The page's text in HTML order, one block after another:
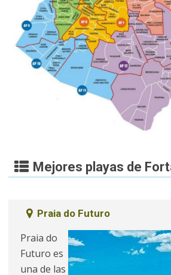
Mejores playas de
Praia do Futuro
Praia do
Futuro es
una de las